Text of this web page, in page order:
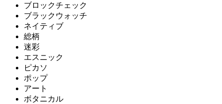
ブロックチェック
ブラックウォッチ
ネイティブ
総柄
迷彩
エスニック
ピカソ
ポップ
アート
ボタニカル